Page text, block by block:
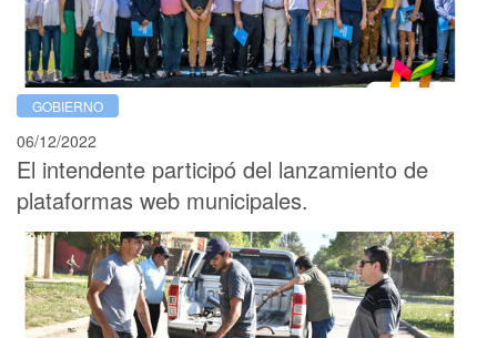
GOBIERNO
06/12/2022
El intendente participó del lanzamiento de
plataformas web municipales.